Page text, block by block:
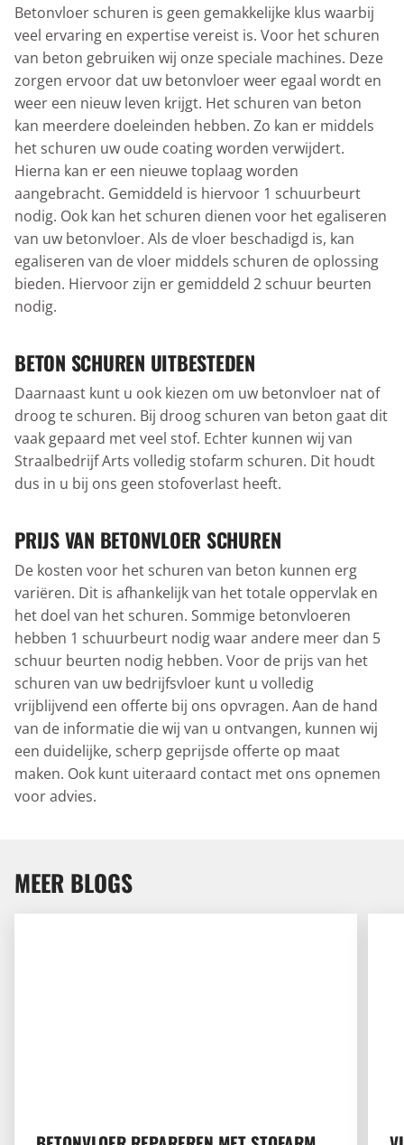
Betonvloer schuren is geen gemakkelijke klus waarbij
veel ervaring en expertise vereist is. Voor het schuren
van beton gebruiken wij onze speciale machines. Deze
zorgen ervoor dat uw betonvloer weer egaal wordt en
weer een nieuw leven krijgt. Het schuren van beton
kan meerdere doeleinden hebben. Zo kan er middels
het schuren uw oude coating worden verwijdert.
Hierna kan er een nieuwe toplaag worden
aangebracht. Gemiddeld is hiervoor 1 schuurbeurt
nodig. Ook kan het schuren dienen voor het egaliseren
van uw betonvloer. Als de vloer beschadigd is, kan
egaliseren van de vloer middels schuren de oplossing
bieden. Hiervoor zijn er gemiddeld 2 schuur beurten
nodig.
BETON SCHUREN UITBESTEDEN
Daarnaast kunt u ook kiezen om uw betonvloer nat of
droog te schuren. Bij droog schuren van beton gaat dit
vaak gepaard met veel stof. Echter kunnen wij van
Straalbedrijf Arts volledig stofarm schuren. Dit houdt
dus in u bij ons geen stofoverlast heeft.
PRIJS VAN BETONVLOER SCHUREN
De kosten voor het schuren van beton kunnen erg
variëren. Dit is afhankelijk van het totale oppervlak en
het doel van het schuren. Sommige betonvloeren
hebben 1 schuurbeurt nodig waar andere meer dan 5
schuur beurten nodig hebben. Voor de prijs van het
schuren van uw bedrijfsvloer kunt u volledig
vrijblijvend een offerte bij ons opvragen. Aan de hand
van de informatie die wij van u ontvangen, kunnen wij
een duidelijke, scherp geprijsde offerte op maat
maken. Ook kunt uiteraard contact met ons opnemen
voor advies.
MEER BLOGS